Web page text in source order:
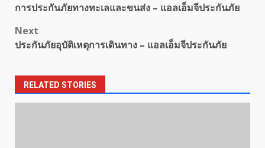
การประกันภัยทางทะเลและขนส่ง – แอลเอ็มจีประกันภัย
Next
ประกันภัยอุบัติเหตุการเดินทาง – แอลเอ็มจีประกันภัย
RELATED STORIES